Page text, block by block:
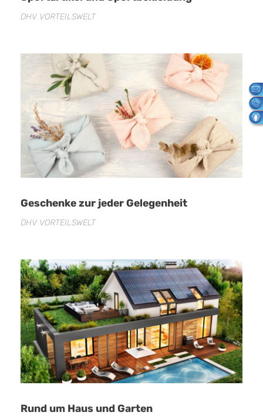
DHV VORTEILSWELT
Geschenke zur jeder Gelegenheit
DHV VORTEILSWELT
Rund um Haus und Garten